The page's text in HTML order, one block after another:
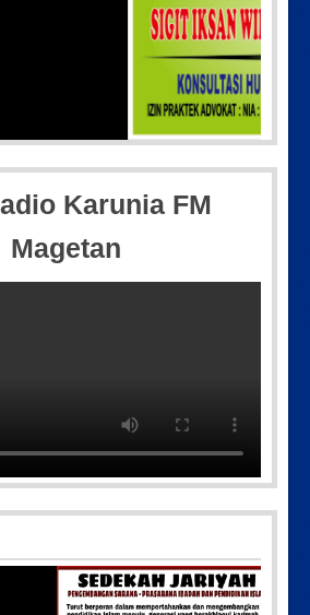
IMG-20170928-WA0071
Karunia FM
Magetan